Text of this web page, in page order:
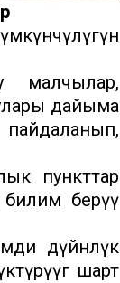
малчылар,
дайыма
пункттар
билим берүү
дүйнөлүк
шарт